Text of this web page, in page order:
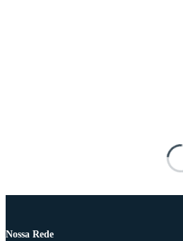
Nossa Rede